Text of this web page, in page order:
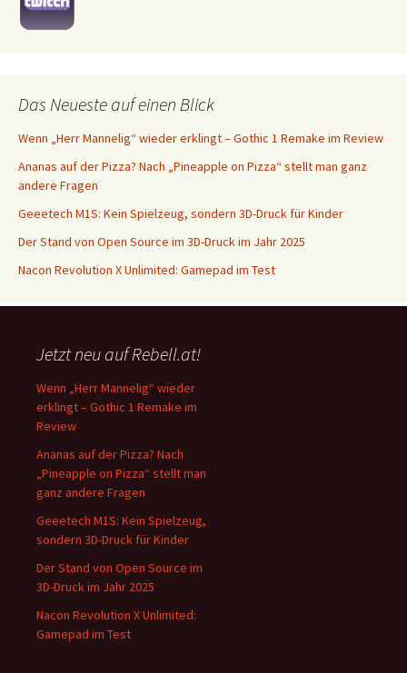
Das Neueste auf einen Blick
Wenn „Herr Mannelig“ wieder erklingt – Gothic 1 Remake im Review
Ananas auf der Pizza? Nach „Pineapple on Pizza“ stellt man ganz
andere Fragen
Geeetech M1S: Kein Spielzeug, sondern 3D-Druck für Kinder
Der Stand von Open Source im 3D-Druck im Jahr 2025
Nacon Revolution X Unlimited: Gamepad im Test
Jetzt neu auf Rebell.at!
Wenn „Herr Mannelig“ wieder
erklingt – Gothic 1 Remake im
Review
Ananas auf der Pizza? Nach
„Pineapple on Pizza“ stellt man
ganz andere Fragen
Geeetech M1S: Kein Spielzeug,
sondern 3D-Druck für Kinder
Der Stand von Open Source im
3D-Druck im Jahr 2025
Nacon Revolution X Unlimited:
Gamepad im Test